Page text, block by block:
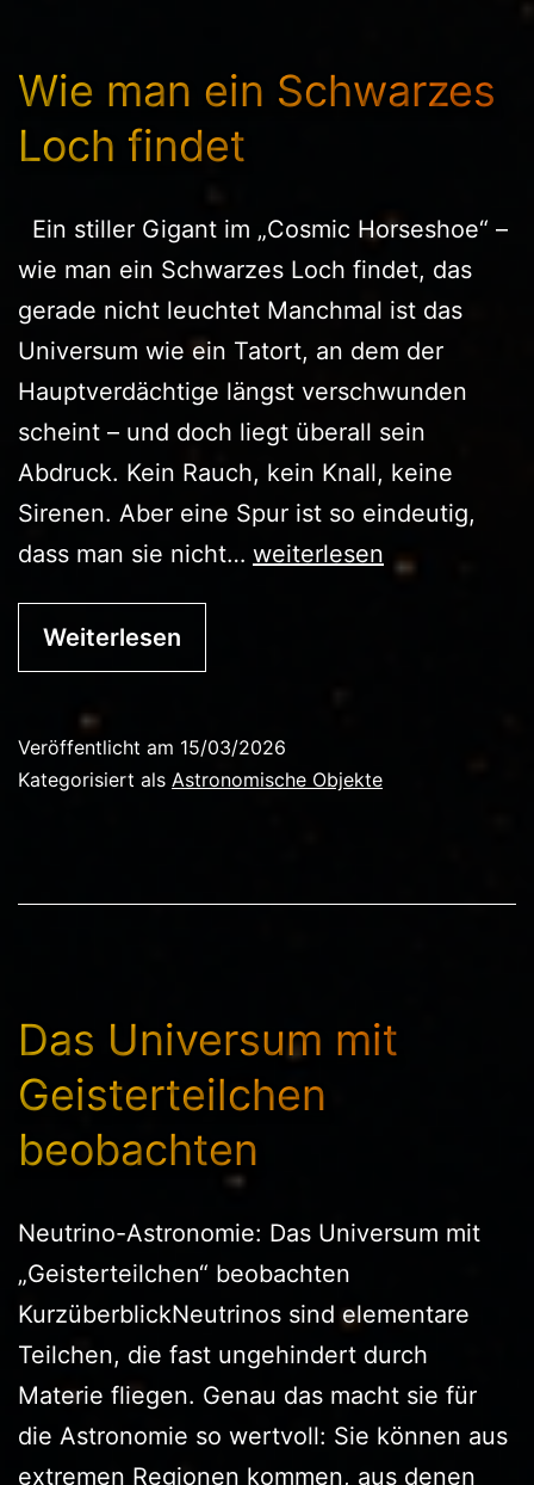
Wie man ein Schwarzes
Loch findet
Ein stiller Gigant im „Cosmic Horseshoe“ –
wie man ein Schwarzes Loch findet, das
gerade nicht leuchtet Manchmal ist das
Universum wie ein Tatort, an dem der
Hauptverdächtige längst verschwunden
scheint – und doch liegt überall sein
Abdruck. Kein Rauch, kein Knall, keine
Sirenen. Aber eine Spur ist so eindeutig,
dass man sie nicht… Wie
findet
weiterlesen
Weiterlesen
Veröffentlicht am 15/03/2026
Kategorisiert als Astronomische Objekte
Das Universum mit
Geisterteilchen
beobachten
Neutrino-Astronomie: Das Universum mit
„Geisterteilchen“ beobachten
KurzüberblickNeutrinos sind elementare
Teilchen, die fast ungehindert durch
Materie fliegen. Genau das macht sie für
die Astronomie so wertvoll: Sie können aus
extremen Regionen kommen, aus denen